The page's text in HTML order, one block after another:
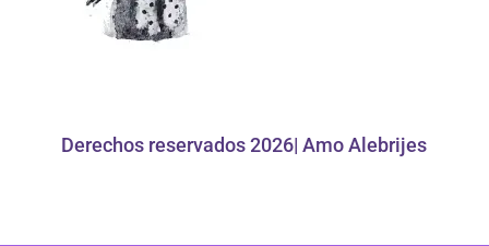
Derechos reservados 2026| Amo Alebrijes